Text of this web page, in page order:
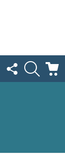
FOLLOW
US
SEARCH